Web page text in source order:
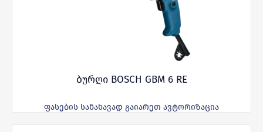
ბურღი BOSCH GBM 6 RE
ფასების სანახავად გაიარეთ ავტორიზაცია